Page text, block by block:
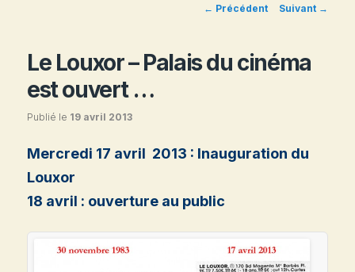
Navigation
← Précédent Suivant →
Le Louxor – Palais du cinéma
est ouvert …
Publié le 19 avril 2013
Mercredi 17 avril 2013 : Inauguration du
Louxor
18 avril : ouverture au public